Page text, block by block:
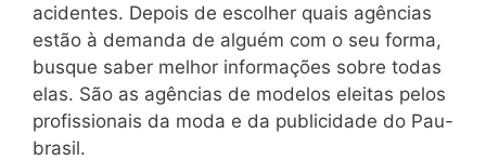
acidentes. Depois de escolher quais agências
estão à demanda de alguém com o seu forma,
busque saber melhor informações sobre todas
elas. São as agências de modelos eleitas pelos
profissionais da moda e da publicidade do Pau-
brasil.